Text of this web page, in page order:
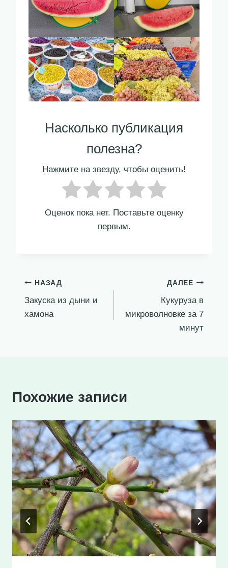
Насколько публикация
полезна?
Нажмите на звезду, чтобы оценить!
Оценок пока нет. Поставьте оценку
первым.
Навигация
по
НАЗАД
Закуска из дыни и
хамона
ДАЛЕЕ
Кукуруза в
микроволновке за 7
минут
Похожие записи